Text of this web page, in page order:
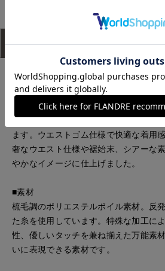
アイテム説明 サイズ詳細
■デザイン
シアーなボイル素材を使用したプリー
リーツで奥行きのあるモードな表情を
すっきりとしたシルエットのロング丈
ます。ウエストゴム仕様で快適な着用
奢なウエスト仕様や裾始末、シアーな
やかなイメージに仕上げました。
■素材
梳毛調のポリエステルボイル素材。反
た糸を使用しています。特殊な加工に
性、優しいタッチを兼ね揃えた万能素
いに表現できる素材です。